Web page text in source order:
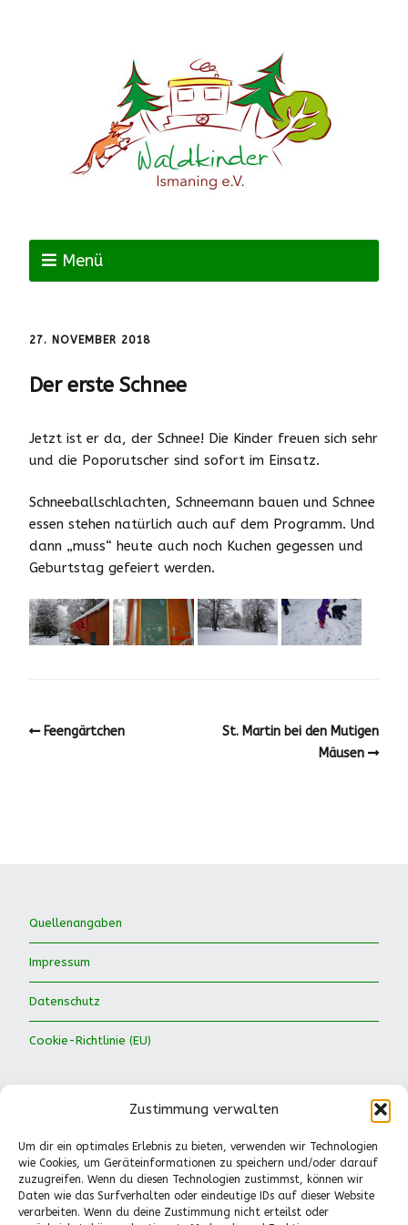
Zustimmung verwalten
Um dir ein optimales Erlebnis zu bieten, verwenden wir Technologien
wie Cookies, um Geräteinformationen zu speichern und/oder darauf
zuzugreifen. Wenn du diesen Technologien zustimmst, können wir
Daten wie das Surfverhalten oder eindeutige IDs auf dieser Website
verarbeiten. Wenn du deine Zustimmung nicht erteilst oder
Menü
27. NOVEMBER 2018
Der erste Schnee
Jetzt ist er da, der Schnee! Die Kinder freuen sich sehr
und die Poporutscher sind sofort im Einsatz.
Schneeballschlachten, Schneemann bauen und Schnee
essen stehen natürlich auch auf dem Programm. Und
dann „muss“ heute auch noch Kuchen gegessen und
Geburtstag gefeiert werden.
Feengärtchen
St. Martin bei den Mutigen
Mäusen
Quellenangaben
Impressum
Datenschutz
Cookie-Richtlinie (EU)
Waldkinder Ismaning e.V.
Dorfstraße 66